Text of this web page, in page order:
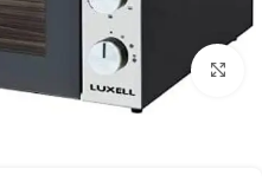
Click to enlarge